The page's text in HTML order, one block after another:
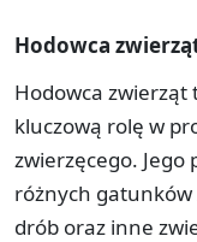
Hodowca
Hodowca zwierząt
kluczową rolę w
zwierzęcego. Jego
różnych gatunków
drób oraz inne